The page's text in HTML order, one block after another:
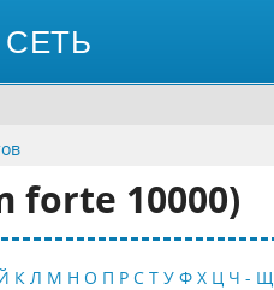
forte 10000)
К Л М Н О П Р С Т У Ф Х Ц Ч - Щ